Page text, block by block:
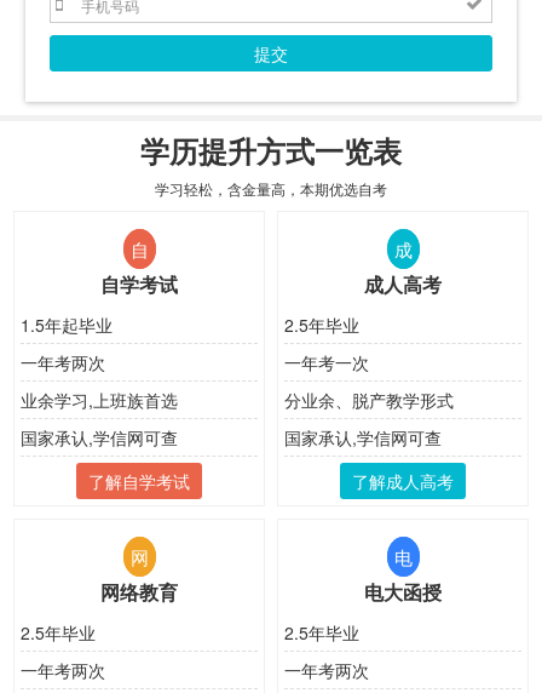
李*明
138****3135 高中
报考 [专本连读]
高中
提交
学历提升方式一览表
学习轻松，含金量高，本期优选自考
自
自学考试
1.5年起毕业
一年考两次
业余学习,上班族首选
国家承认,学信网可查
了解自学考试
成
成人高考
2.5年毕业
一年考一次
分业余、脱产教学形式
国家承认,学信网可查
了解成人高考
网
网络教育
2.5年毕业
一年考两次
电
电大函授
2.5年毕业
一年考两次